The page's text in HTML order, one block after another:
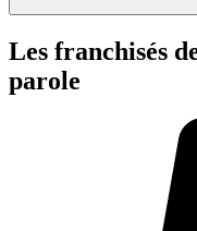
Les franchisés
parole